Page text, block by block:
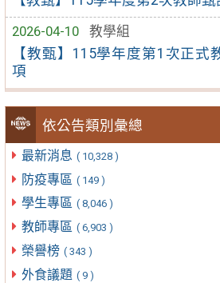
2026-04-10
教學組
【教甄】115學年度第1次正式
項
依公告類別彙總
最新消息 ( 10,328 )
防疫專區 ( 149 )
學生專區 ( 8,046 )
教師專區 ( 6,903 )
榮譽榜 ( 343 )
外食議題 ( 9 )